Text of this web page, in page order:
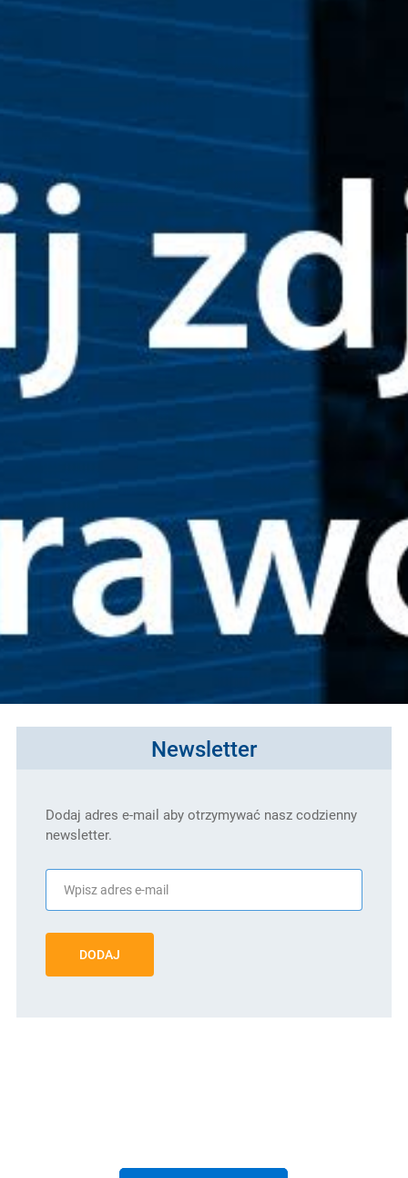
Newsletter
Dodaj adres e-mail aby otrzymywać nasz codzienny
newsletter.
DODAJ